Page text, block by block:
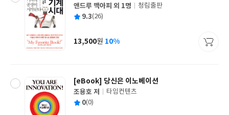
글
쓴
앤드루 맥아피 외 1명
출
사
청림출판
평 9.3(26)
가
13,500원 10%
[eBook] 당신은 이노베이션
글
쓴
조용호 저
출
타임컨텐츠
평 0(0)